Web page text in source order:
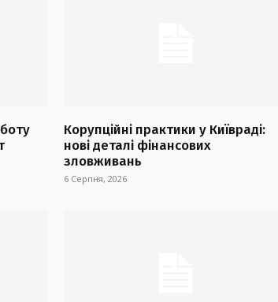
Корупційні практики у Київраді:
нові деталі фінансових
зловживань
6 Серпня, 2026